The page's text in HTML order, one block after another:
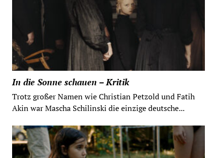
In die Sonne schauen – Kritik
Trotz großer Namen wie Christian Petzold und Fatih
Akin war Mascha Schilinski die einzige deutsche...